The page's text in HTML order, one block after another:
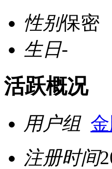
性别保密
生日-
活跃概况
用户组
注册时间